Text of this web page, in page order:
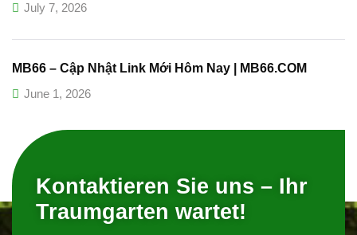
July 7, 2026
MB66 – Cập Nhật Link Mới Hôm Nay | MB66.COM
June 1, 2026
Kontaktieren Sie uns – Ihr
Traumgarten wartet!